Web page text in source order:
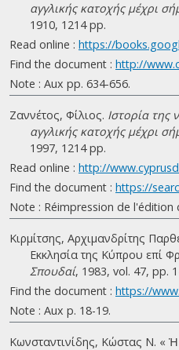
αγγλικής κατοχής μέχρι
1910, 1214 pp.
Read online : https://
Find the document : http://
Note : Aux pp. 634-656.
Ζαννέτος, Φίλιος. Ιστορία
αγγλικής κατοχής μέχρι
1997, 1214 pp.
Read online : http://
Find the document : https://
Note : Réimpression de l'édition
Κιρμίτσης, Αρχιμανδρίτης
Εκκλησία της Κύπρου επί
Σπουδαί, 1983, vol. 47, pp.
Find the document : https://
Note : Aux p. 18-19.
Κωνσταντινίδης, Κώστας Ν. « Ἡ